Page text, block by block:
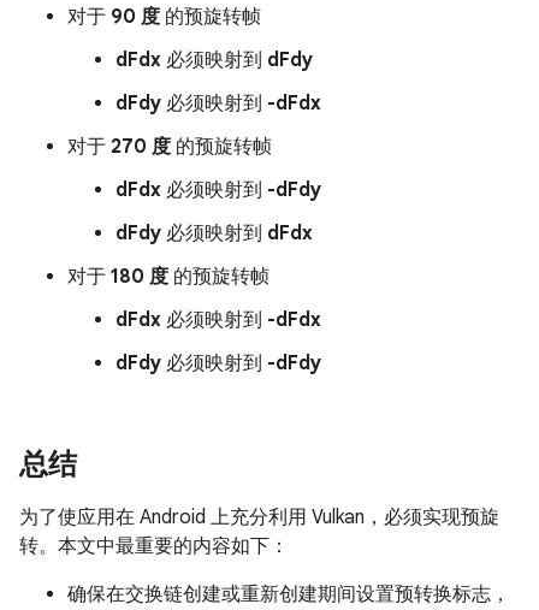
对于 90 度 的预旋转帧
dFdx 必须映射到 dFdy
dFdy 必须映射到 -dFdx
对于 270 度 的预旋转帧
dFdx 必须映射到 -dFdy
dFdy 必须映射到 dFdx
对于 180 度 的预旋转帧
dFdx 必须映射到 -dFdx
dFdy 必须映射到 -dFdy
总结
为了使应用在 Android 上充分利用 Vulkan，必须实现预旋
转。本文中最重要的内容如下：
确保在交换链创建或重新创建期间设置预转换标志，